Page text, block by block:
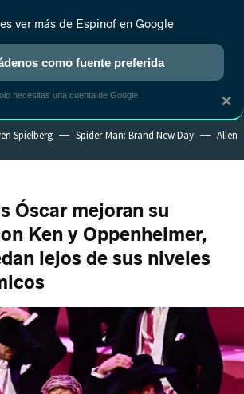
NUEVO
REALITY ANIME RANKINGS CINE
Spielberg Spider-Man: Brand New Day Alien
Óscar mejoran su
Ken y Oppenheimer,
lejos de sus niveles
×
ver más de Espinof en Google
como fuente preferida
necesitas una cuenta de Google